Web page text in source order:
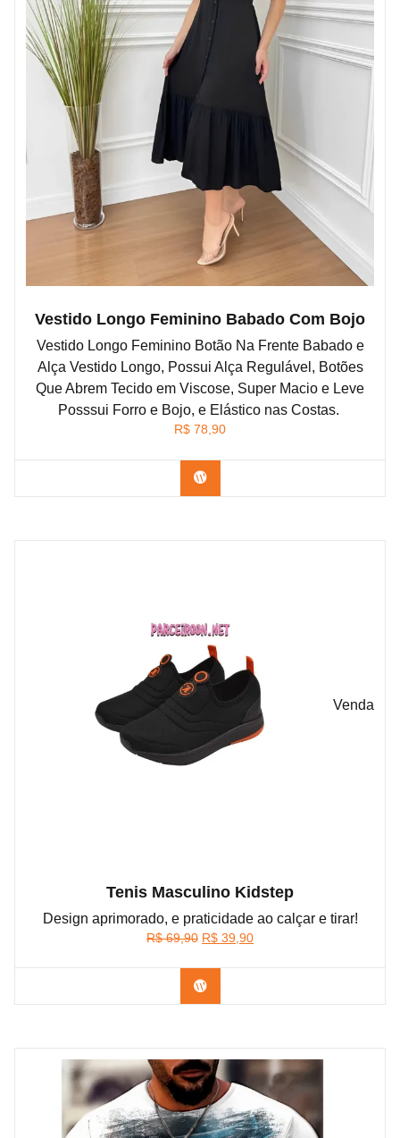
Vestido Longo Feminino Babado Com Bojo
Vestido Longo Feminino Botão Na Frente Babado e
Alça Vestido Longo, Possui Alça Regulável, Botões
Que Abrem Tecido em Viscose, Super Macio e Leve
Posssui Forro e Bojo, e Elástico nas Costas.
R$ 78,90
Confira na Shopee
Venda
Tenis Masculino Kidstep
Design aprimorado, e praticidade ao calçar e tirar!
R$69,90 O
original
era:
R$ 69,90.
R$ 39,90O
Confira na Shopee